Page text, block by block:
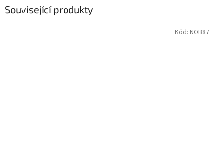
Související produkty
Kód: NOB87